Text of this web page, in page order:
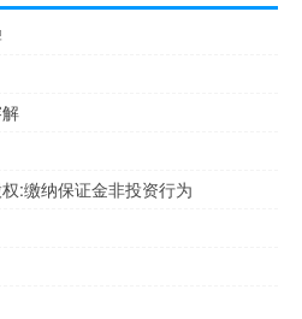
:缴纳保证金非投资行为